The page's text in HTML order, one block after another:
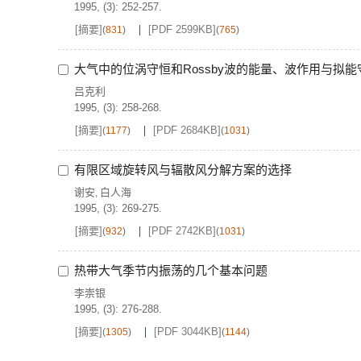
1995, (3): 252-257.
[摘要](831) [PDF 2599KB](765)
大气中的位涡守恒和Rossby波的能量、波作用与拟能
吕克利
1995, (3): 258-268.
[摘要](1177) [PDF 2684KB](1031)
有限区域旋转风与辐散风分解方案的选择
谢安, 白人海
1995, (3): 269-275.
[摘要](932) [PDF 2742KB](1031)
热带大气季节内振荡的几个基本问题
李崇银
1995, (3): 276-288.
[摘要](1305) [PDF 3044KB](1144)